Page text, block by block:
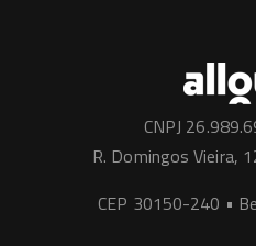
CNPJ
R. Domingos Vieira,
CEP 30150-240 •